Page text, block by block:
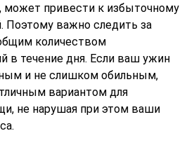
может привести к избыточному
Поэтому важно следить за
количеством
в течение дня. Если ваш ужин
и не слишком обильным,
вариантом для
не нарушая при этом ваши